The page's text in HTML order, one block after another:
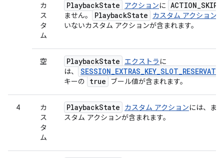
カ
ス
タ
ム
PlaybackState アクションに ACTION_SKIP
ません。 PlaybackState カスタム アクション
いないカスタム アクションが含まれます。
空 PlaybackState エクストラ に
は、
キーの true ブール値が含まれます。
4
カ
ス
タ
ム
PlaybackState カスタム アクションには、ま
スタム アクションが含まれます。